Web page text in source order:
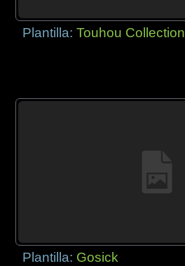
Plantilla:Touhou Collection
Plantilla: Gosick